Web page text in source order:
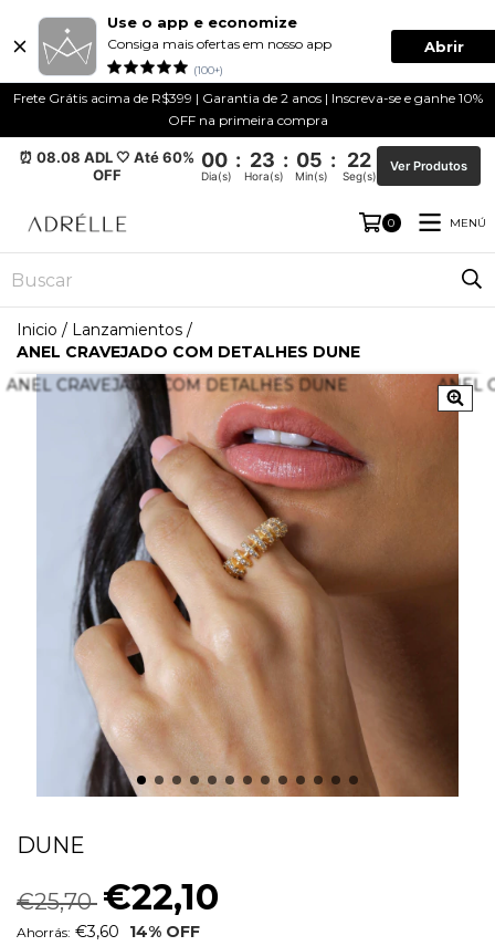
Use o app e economize
Consiga mais ofertas em nosso app
(100+)
Abrir
Frete Grátis acima de R$399 | Garantia de 2 anos | Inscreva-se e ganhe 10%
OFF na primeira compra
⏰ 08.08 ADL 🤍 Até 60%
OFF
00 : 23 : 05 : 22
Dia(s) Hora(s) Min(s) Seg(s)
Ver Produtos
0 MENÚ
Inicio / Lanzamientos /
ANEL CRAVEJADO COM DETALHES DUNE
DUNE
€25,70 €22,10
Ahorrás: €3,60 14% OFF